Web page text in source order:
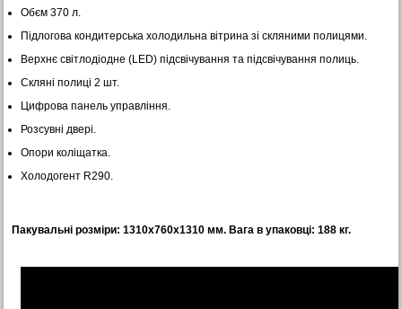
Обєм 370 л.
Підлогова кондитерська холодильна вітрина зі скляними полицями.
Верхнє світлодіодне (LED) підсвічування та підсвічування полиць.
Скляні полиці 2 шт.
Цифрова панель управління.
Розсувні двері.
Опори коліщатка.
Холодогент R290.
Пакувальні розміри: 1310х760х1310 мм. Вага в упаковці: 188 кг.